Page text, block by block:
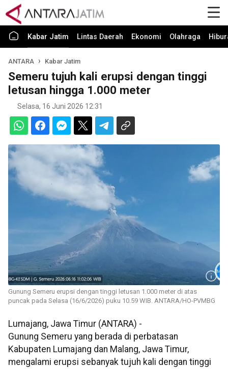
Kabar Jatim Lintas Daerah Ekonomi Olahraga
ANTARA Kabar Jatim
Semeru tujuh kali erupsi dengan tinggi
letusan hingga 1.000 meter
Selasa, 16 Juni 2026 12:31
Gunung Semeru erupsi dengan tinggi letusan 1.000 meter di atas
puncak pada Selasa (16/6/2026) puku 10.59 WIB. ANTARA/HO-PVMBG
Lumajang, Jawa Timur (ANTARA) -
Gunung Semeru yang berada di perbatasan
Kabupaten Lumajang dan Malang, Jawa Timur,
mengalami erupsi sebanyak tujuh kali dengan tinggi